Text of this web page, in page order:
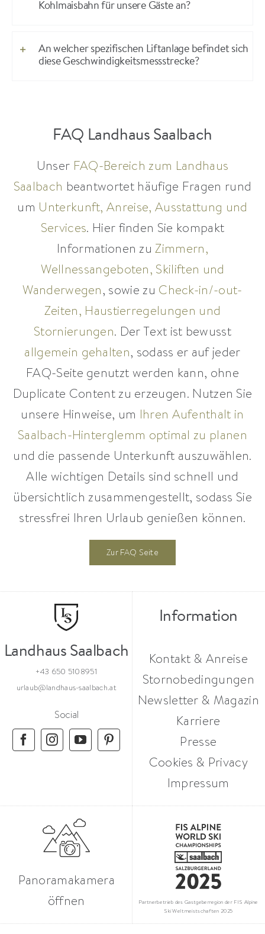
Kohlmaisbahn für unsere Gäste an?
An welcher spezifischen Liftanlage befindet sich
diese Geschwindigkeitsmessstrecke?
FAQ Landhaus Saalbach
Unser FAQ-Bereich zum Landhaus
Saalbach beantwortet häufige Fragen rund
um Unterkunft, Anreise, Ausstattung und
Services. Hier finden Sie kompakt
Informationen zuZimmern,
Wellnessangeboten, Skiliften und
Wanderwegen, sowie zu Check-in/-out-
Zeiten, Haustierregelungen und
Stornierungen. Der Text ist bewusst
allgemein gehalten, sodass er auf jeder
FAQ-Seite genutzt werden kann, ohne
Duplicate Content zu erzeugen. Nutzen Sie
unsere Hinweise, um Ihren Aufenthalt in
Saalbach-Hinterglemm optimal zu planen
und die passende Unterkunft auszuwählen.
Alle wichtigen Details sind schnell und
übersichtlich zusammengestellt, sodass Sie
stressfrei Ihren Urlaub genießen können.
Zur FAQ Seite
Landhaus Saalbach
+43 650 5108951
urlaub@landhaus-saalbach.at
Social
Information
Kontakt & Anreise
Stornobedingungen
Newsletter & Magazin
Karriere
Presse
Cookies & Privacy
Impressum
Panoramakamera
öffnen
Partnerbetrieb des Gastgeberregion der FIS Alpine
Ski Weltmeistschaften 2025